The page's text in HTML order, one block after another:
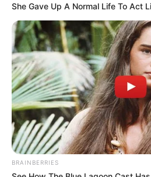
She Gave Up A Normal Life To Act
BRAINBERRIES